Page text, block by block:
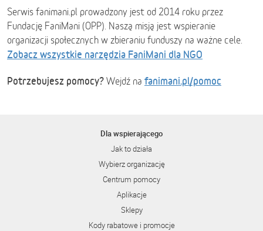
Serwis fanimani.pl prowadzony jest od 2014 roku przez
Fundację FaniMani (OPP). Naszą misją jest wspieranie
organizacji społecznych w zbieraniu funduszy na ważne cele.
Zobacz wszystkie narzędzia FaniMani dla NGO
Potrzebujesz pomocy? Wejdź na fanimani.pl/pomoc
Dla wspierającego
Jak to działa
Wybierz organizację
Centrum pomocy
Aplikacje
Sklepy
Kody rabatowe i promocje